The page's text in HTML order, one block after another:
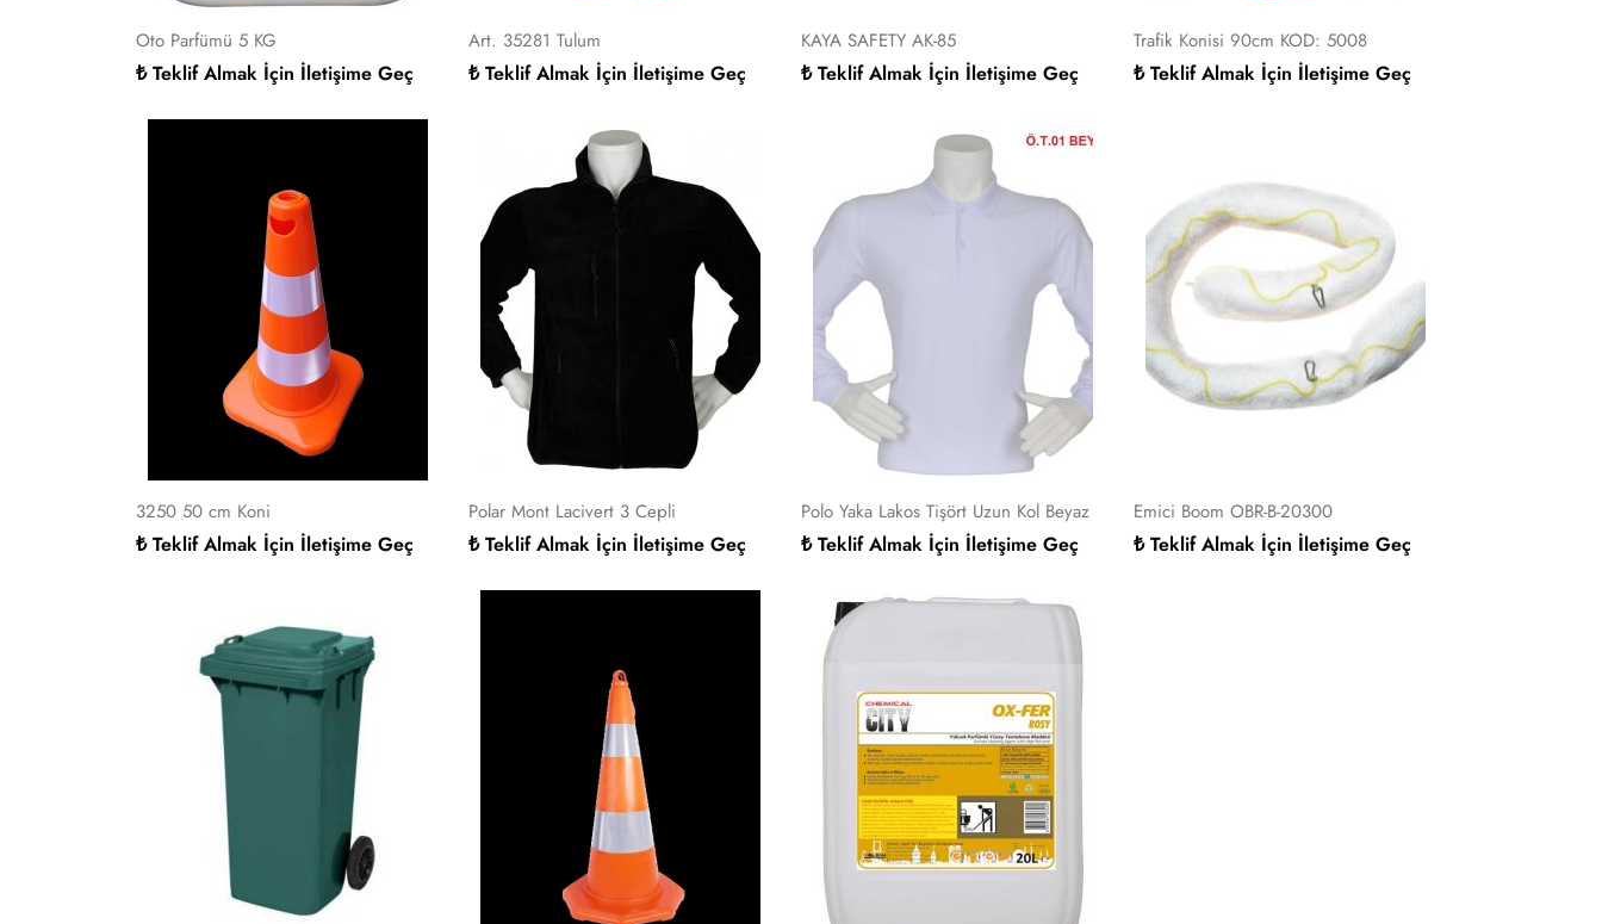
Oto Parfümü 5 KG
₺ Teklif Almak İçin İletişime Geç
Art. 35281 Tulum
₺ Teklif Almak İçin İletişime Geç
KAYA SAFETY AK-85
₺ Teklif Almak İçin İletişime Geç
Trafik Konisi 90cm KOD: 5008
₺ Teklif Almak İçin İletişime Geç
3250 50 cm Koni
₺ Teklif Almak İçin İletişime Geç
Polar Mont Lacivert 3 Cepli
₺ Teklif Almak İçin İletişime Geç
Polo Yaka Lakos Tişört Uzun Kol Beyaz
₺ Teklif Almak İçin İletişime Geç
Emici Boom OBR-B-20300
₺ Teklif Almak İçin İletişime Geç